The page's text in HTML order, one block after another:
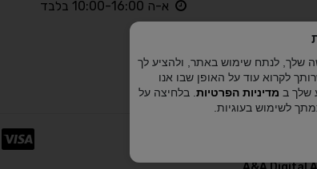
א-ה 10:00-16:00 בלבד
שלך, לנתח שימוש באתר, ולהציע לך
לקרוא עוד על האופן שבו אנו
שלך ב מדיניות הפרטיות . בלחיצה על
לשימוש בעוגיות.